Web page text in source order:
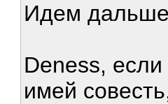
Идем
Deness,
имей